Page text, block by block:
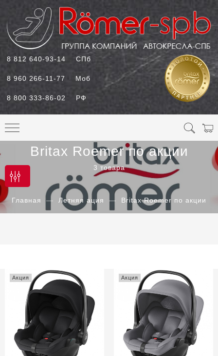
8 812 640-93-14 СПб
8 960 266-11-77 Моб
8 800 333-86-02 РФ
Britax Roemer по акции
3 товара
Главная Летняя ация Britax Roemer по акции
Акция Акция